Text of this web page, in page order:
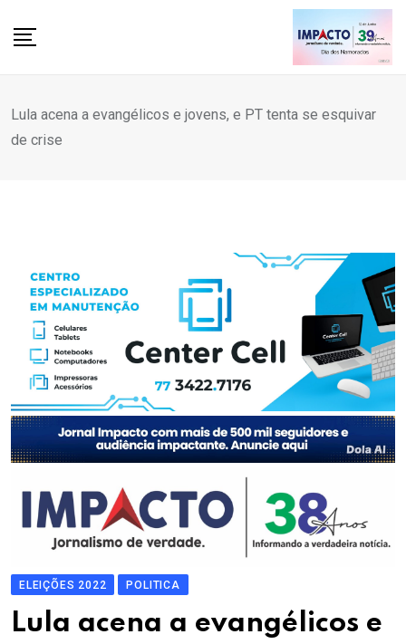
Lula acena a evangélicos e jovens, e PT tenta se esquivar
de crise
ELEIÇÕES 2022 POLITICA
Lula acena a evangélicos e